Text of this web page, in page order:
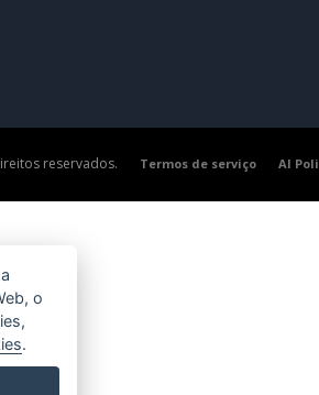
reservados. Termos de serviço AI
o
.